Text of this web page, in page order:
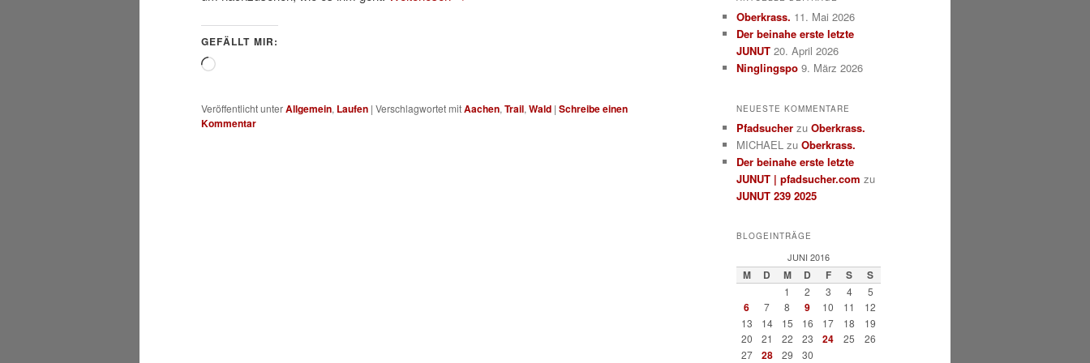
GEFÄLLT MIR:
Wird
Veröffentlicht unterAllgemein, Laufen | Verschlagwortet mitAachen, Trail, Wald | Schreibe einen
Kommentar
Oberkrass. 11. Mai 2026
Der beinahe erste letzte
JUNUT 20. April 2026
Ninglingspo 9. März 2026
NEUESTE KOMMENTARE
Pfadsucher zu Oberkrass.
MICHAEL zu Oberkrass.
Der beinahe erste letzte
JUNUT | pfadsucher.com zu
JUNUT 239 2025
BLOGEINTRÄGE
JUNI 2016
M D M D F S S
1 2 3 4 5
6 7 8 9 10 11
12
13
14 15 16 17 18
19
20
21 22 23 24 25
26
27
28 29 30